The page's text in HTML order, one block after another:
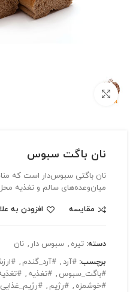
نان باگت سبوس‌
نان باگتی سبوس‌دار است که
میان‌وعده‌های سالم و تغذیه
مقایسه
افزودن به
دسته: تیره , سبوس دار , نان
برچسب: #آرد, #آرد_گندم ,
#باگت_سبوس , #تغذیه ,
#خوشمزه , #رژیم , #رژیم_غذایی